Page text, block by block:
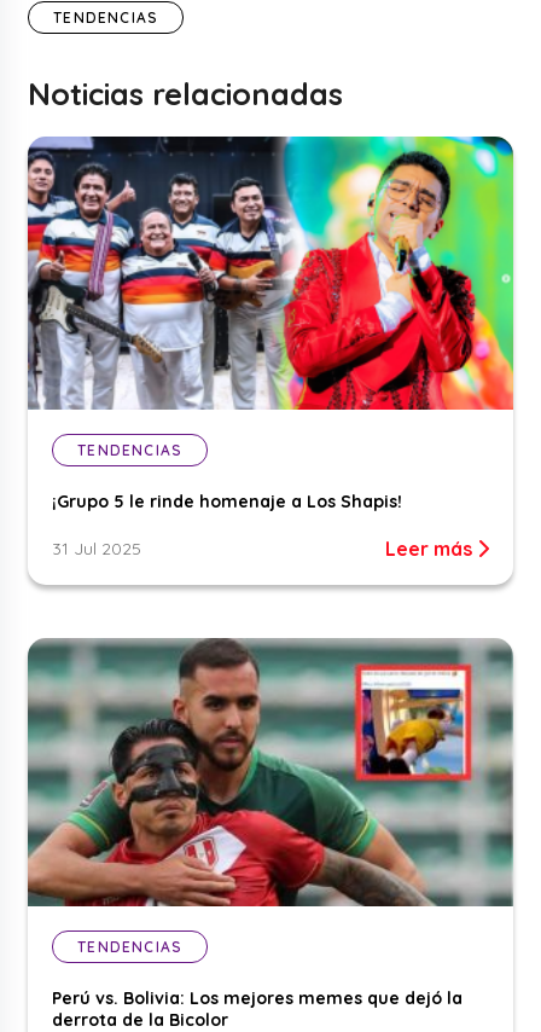
TENDENCIAS
Noticias relacionadas
TENDENCIAS
¡Grupo 5 le rinde homenaje a Los Shapis!
31 Jul 2025 Leer más
TENDENCIAS
Perú vs. Bolivia: Los mejores memes que dejó la
derrota de la Bicolor